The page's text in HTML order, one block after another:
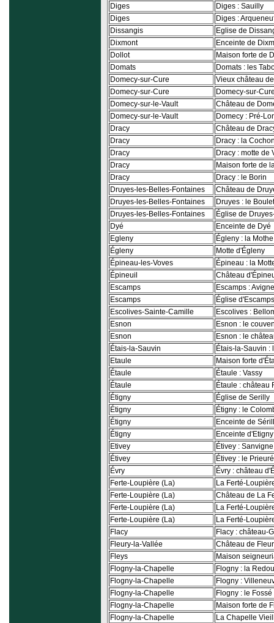
Diges
Diges : Sauilly
Diges
Diges :
Dissangis
Eglise de
Dixmont
Enceinte de
Dollot
Maison forte de
Domats
Domats : les
Domecy-sur-Cure
Vieux château
Domecy-sur-Cure
Domecy-sur-
Domecy-sur-le-Vault
Château de
Domecy-sur-le-Vault
Domecy : Pré-
Dracy
Château de
Dracy
Dracy : la
Dracy
Dracy : motte de
Dracy
Maison forte de
Dracy
Dracy : le Borin
Druyes-les-Belles-Fontaines
Château de
Druyes-les-Belles-Fontaines
Druyes : le Boulet
Druyes-les-Belles-Fontaines
Église de
Dyé
Enceinte de Dyé
Egleny
Égleny : la
Égleny
Motte d'Égleny
Épineau-les-Voves
Épineau : la
Épineuil
Château
Escamps
Escamps :
Escamps
Église d'Escamps
Escolives-Sainte-Camille
Escolives :
Esnon
Esnon : le
Esnon
Esnon : le
Étais-la-Sauvin
Étais-la-Sauvin :
Etaule
Maison forte
Étaule
Étaule : Vassy
Étaule
Étaule : château
Étigny
Église de Serilly
Étigny
Étigny : le
Étigny
Enceinte de
Étigny
Enceinte d'Etigny
Etivey
Étivey : Sanvigne
Étivey
Étivey : le Prieuré
Évry
Évry : château
Ferte-Loupière (La)
La Ferté-
Ferte-Loupière (La)
Château de La
Ferte-Loupière (La)
La Ferté-
Ferte-Loupière (La)
La Ferté-
Flacy
Flacy : château-
Fleury-la-Vallée
Château de
Fleys
Maison
Flogny-la-Chapelle
Flogny : la
Flogny-la-Chapelle
Flogny :
Flogny-la-Chapelle
Flogny : le
Flogny-la-Chapelle
Maison forte de
Flogny-la-Chapelle
La Chapelle